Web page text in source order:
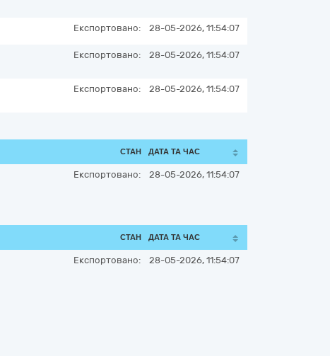
Експортовано: 28-05-2026, 11:54:07
Експортовано: 28-05-2026, 11:54:07
Експортовано: 28-05-2026, 11:54:07
СТАН ДАТА ТА ЧАС
Експортовано: 28-05-2026, 11:54:07
СТАН ДАТА ТА ЧАС
Експортовано: 28-05-2026, 11:54:07